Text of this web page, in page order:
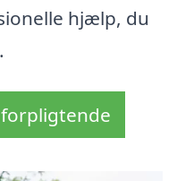
hjælp, du